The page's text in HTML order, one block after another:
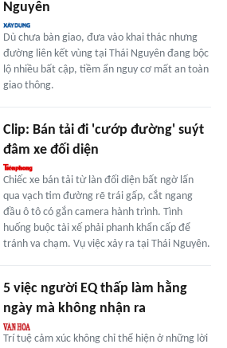
Nguyên
Dù chưa bàn giao, đưa vào khai thác nhưng
đường liên kết vùng tại Thái Nguyên đang bộc
lộ nhiều bất cập, tiềm ẩn nguy cơ mất an toàn
giao thông.
Clip: Bán tải đi 'cướp đường' suýt
đâm xe đối diện
Chiếc xe bán tải từ làn đối diện bất ngờ lấn
qua vạch tim đường rẽ trái gấp, cắt ngang
đầu ô tô có gắn camera hành trình. Tình
huống buộc tài xế phải phanh khẩn cấp để
tránh va chạm. Vụ việc xảy ra tại Thái Nguyên.
5 việc người EQ thấp làm hằng
ngày mà không nhận ra
Trí tuệ cảm xúc không chỉ thể hiện ở những lời